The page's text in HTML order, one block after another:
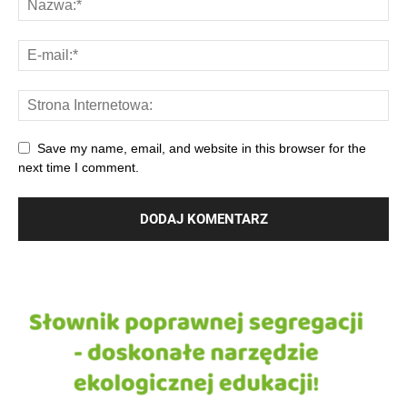
Save my name, email, and website in this browser for the
next time I comment.